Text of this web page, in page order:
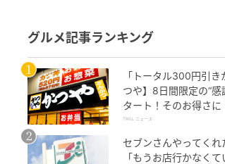
グルメ記事ランキング
「トータル300円引き
つや】8日間限定の“感
タート！そのお得さに
続で通えるかなぁ」「
TRILL ニュース
セブンさんやってくれ
「もうお店行かなくて